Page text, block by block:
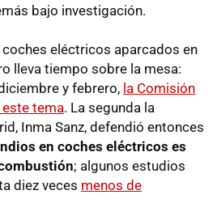
bajo investigación.
eléctricos aparcados en
lleva tiempo sobre la mesa:
y febrero, la Comisión
tema. La segunda la
Inma Sanz, defendió entonces
en coches eléctricos es
; algunos estudios
diez veces menos de